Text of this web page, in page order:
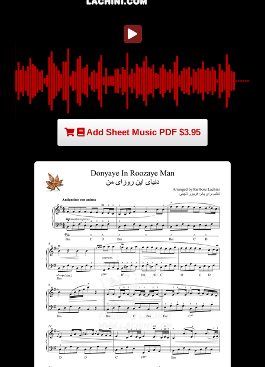
Add Sheet Music PDF $3.95